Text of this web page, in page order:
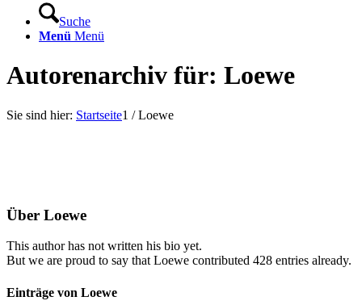
Suche
Menü Menü
Autorenarchiv für: Loewe
Sie sind hier: Startseite1 / Loewe
Über Loewe
This author has not written his bio yet.
But we are proud to say that Loewe contributed 428 entries already.
Einträge von Loewe